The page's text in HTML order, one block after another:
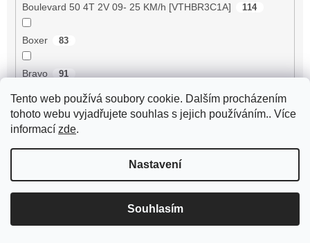
Tento web používá soubory cookie. Dalším procházením
tohoto webu vyjadřujete souhlas s jejich používáním.. Více
informací zde.
Nastavení
Souhlasím
Boulevard 50 4T 2V 09- 25 KM/h [VTHBR3C1A] 114
Boxer 83
Bravo 91
Breeze 125 ZN125T-D 89
72